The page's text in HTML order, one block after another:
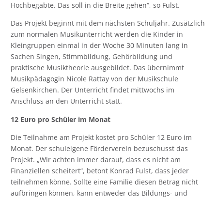
Hochbegabte. Das soll in die Breite gehen“, so Fulst.
Das Projekt beginnt mit dem nächsten Schuljahr. Zusätzlich
zum normalen Musikunterricht werden die Kinder in
Kleingruppen einmal in der Woche 30 Minuten lang in
Sachen Singen, Stimmbildung, Gehörbildung und
praktische Musiktheorie ausgebildet. Das übernimmt
Musikpädagogin Nicole Rattay von der Musikschule
Gelsenkirchen. Der Unterricht findet mittwochs im
Anschluss an den Unterricht statt.
12 Euro pro Schüler im Monat
Die Teilnahme am Projekt kostet pro Schüler 12 Euro im
Monat. Der schuleigene Förderverein bezuschusst das
Projekt. „Wir achten immer darauf, dass es nicht am
Finanziellen scheitert“, betont Konrad Fulst, dass jeder
teilnehmen könne. Sollte eine Familie diesen Betrag nicht
aufbringen können, kann entweder das Bildungs- und